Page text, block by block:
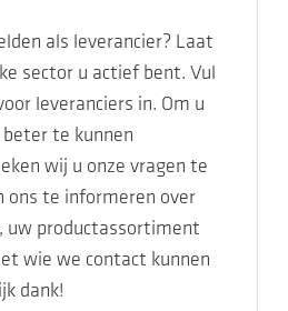
als leverancier? Laat
sector u actief bent. Vul
leveranciers in. Om u
te kunnen
wij u onze vragen te
ons te informeren over
uw productassortiment
wie we contact kunnen
dank!